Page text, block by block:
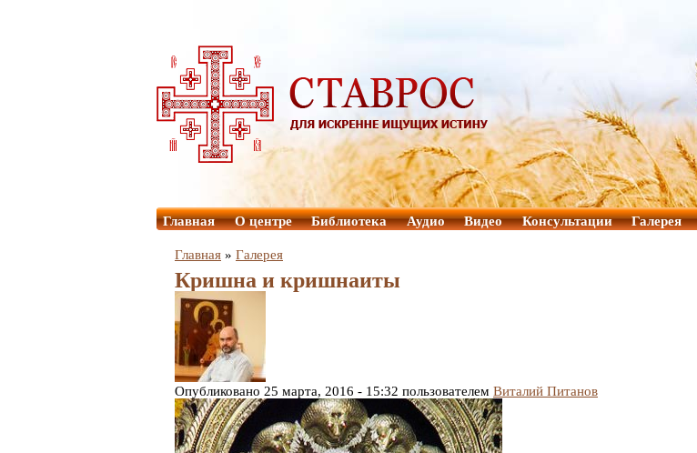
Главная О центре Библиотека Аудио Видео Консультации Галерея
Главная » Галерея
Кришна и кришнаиты
Опубликовано 25 марта, 2016 - 15:32 пользователем Виталий Питанов